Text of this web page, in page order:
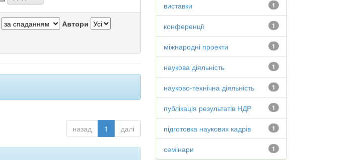
Автори
назад 1 далі
1
виставки
1
конференції
1
міжнародні проекти
1
наукова діяльність
1
науково-технічна діяльність
1
публікація результатів НДР
1
підготовка наукових кадрів
1
семінари